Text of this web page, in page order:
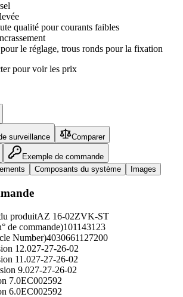
qualité pour courants faibles
le réglage, trous ronds pour la fixation
pour voir les prix
surveillance Comparer
Exemple de commande
Composants du système Images
produitAZ 16-02ZVK-ST
de commande)101143123
Number)4030661127200
12.027-27-26-02
11.027-27-26-02
9.027-27-26-02
7.0EC002592
6.0EC002592